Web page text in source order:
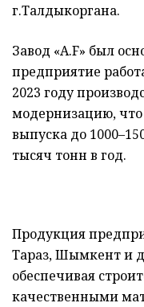
г.Талдыкоргана.
Завод «A.F» был
предприятие
2023 году
модернизацию,
выпуска до
тысяч тонн в год.
Продукция
Тараз, Шымкент и
обеспечивая
качественными